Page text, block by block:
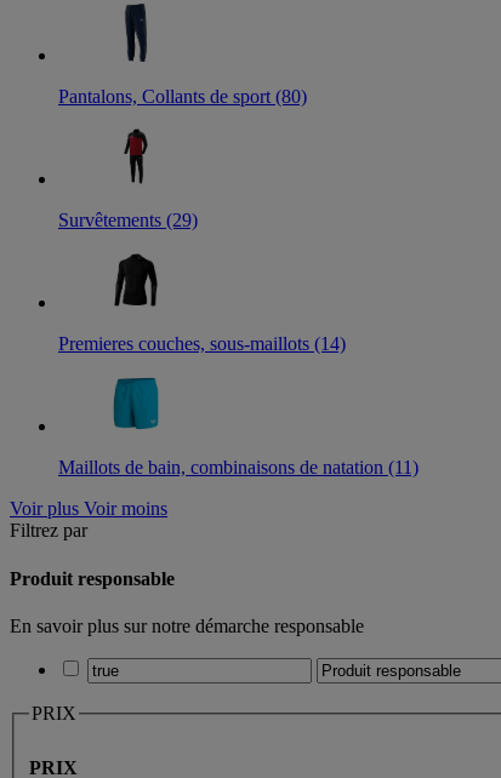
Pantalons, Collants de sport (80)
Survêtements (29)
Premieres couches, sous-maillots (14)
Maillots de bain, combinaisons de natation (11)
Voir plus Voir moins
Filtrez par
Produit responsable
En savoir plus sur notre démarche responsable
PRIX
PRIX